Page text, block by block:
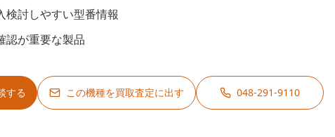
検討しやすい型番情報
認が重要な製品
する この機種を買取査定に出す 048-291-9110